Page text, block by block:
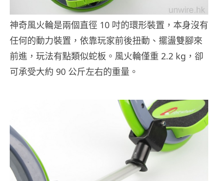
神奇風火輪是兩個直徑 10 吋的環形裝置，本身沒有
任何的動力裝置，依靠玩家前後扭動、擺盪雙腳來
前進，玩法有點類似蛇板。風火輪僅重 2.2 kg，卻
可承受大約 90 公斤左右的重量。